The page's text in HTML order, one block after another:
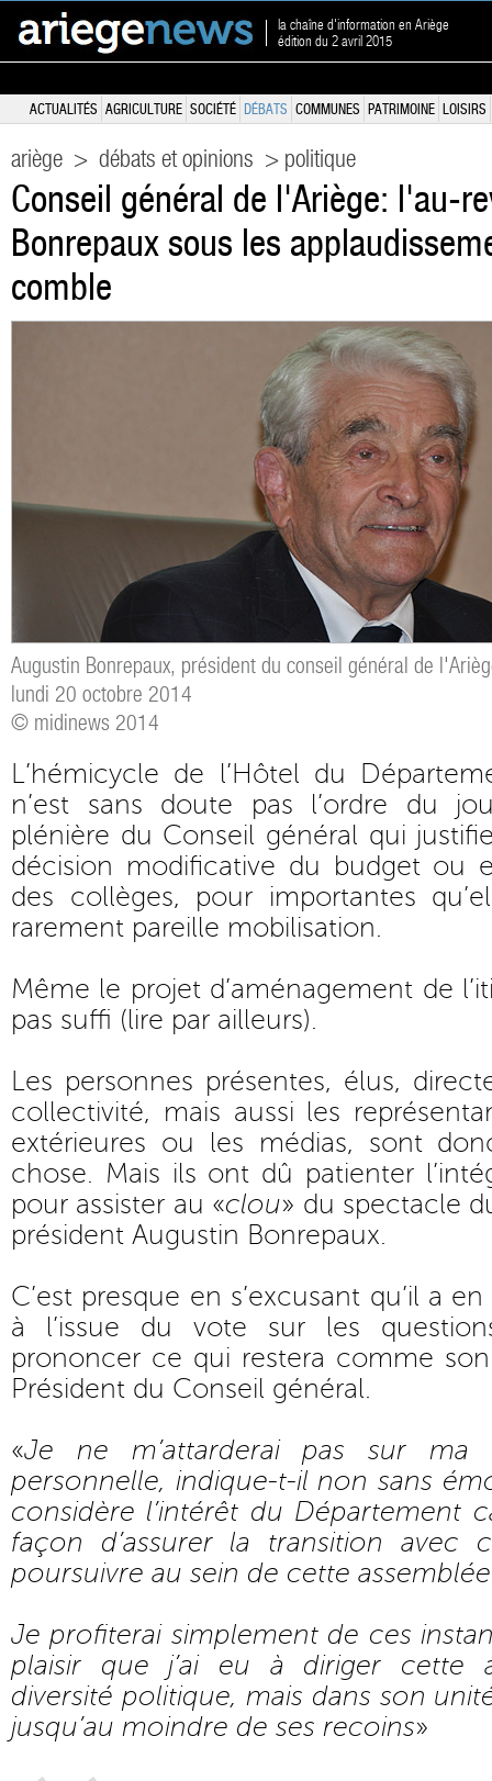
la chaîne d'information en Ariège
édition du 2 avril 2015
ACTUALITÉS AGRICULTURE SOCIÉTÉ DÉBATS COMMUNES PATRIMOINE LOISIRS
ariège > débats et opinions > politique
Conseil général de l'Ariège: l'au-
Bonrepaux sous les
comble
Augustin Bonrepaux, président du conseil général de
lundi 20 octobre 2014
© midinews 2014
L’hémicycle de l’Hôtel du
n’est sans doute pas l’ordre du
plénière du Conseil général qui
décision modificative du budget ou
des collèges, pour importantes
rarement pareille mobilisation.
Même le projet d’aménagement de
pas suffi (lire par ailleurs).
Les personnes présentes, élus,
collectivité, mais aussi les
extérieures ou les médias, sont
chose. Mais ils ont dû patienter
pour assister au «clou» du spectacle
président Augustin Bonrepaux.
C’est presque en s’excusant qu’il a
à l’issue du vote sur les
prononcer ce qui restera comme
Président du Conseil général.
«Je ne m’attarderai pas sur ma
personnelle, indique-t-il non sans
considère l’intérêt du Département
façon d’assurer la transition avec
poursuivre au sein de cette
Je profiterai simplement de ces
plaisir que j’ai eu à diriger cette
diversité politique, mais dans son
jusqu’au moindre de ses recoins»